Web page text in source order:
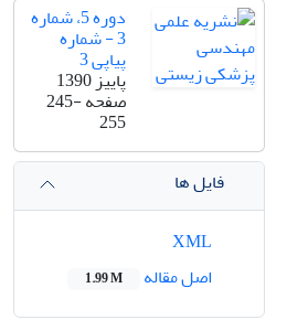
دوره 5، شماره
3 - شماره
پیاپی 3
پاییز 1390
صفحه245-
255
فایل ها
اصل مقاله
1.99 M